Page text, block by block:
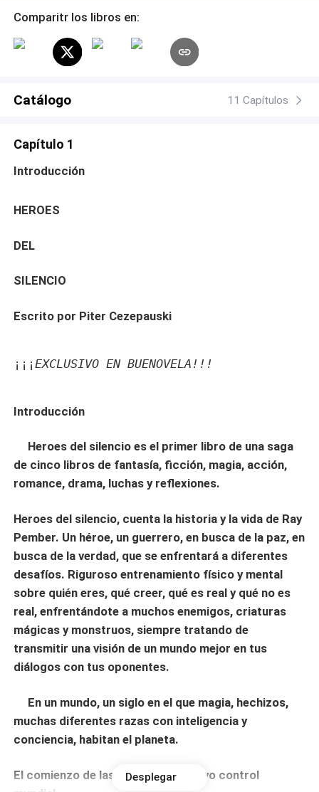
visión de un mundo mejor en tus diálogos con tus
hechizos, muchas diferentes razas con inteligencia y
conciencia, habitan el planeta. El comienzo de las
drama, mucha acción, romance, momentos de reflexión,
Comparitr los libros en:
Catálogo 11 Capítulos
Capítulo 1
Introducción
HEROES
DEL
SILENCIO
Escrito por Piter Cezepauski
¡¡¡EXCLUSIVO EN BUENOVELA!!!
Introducción
Heroes del silencio es el primer libro de una saga
de cinco libros de fantasía, ficción, magia, acción,
romance, drama, luchas y reflexiones.
Heroes del silencio, cuenta la historia y la vida de Ray
Pember. Un héroe, un guerrero, en busca de la paz, en
busca de la verdad, que se enfrentará a diferentes
desafíos. Riguroso entrenamiento físico y mental
sobre quién eres, qué creer, qué es real y qué no es
real, enfrentándote a muchos enemigos, criaturas
mágicas y monstruos, siempre tratando de
transmitir una visión de un mundo mejor en tus
diálogos con tus oponentes.
En un mundo, un siglo en el que magia, hechizos,
muchas diferentes razas con inteligencia y
conciencia, habitan el planeta.
El comienzo de las guerras y el nuevo control
Desplegar